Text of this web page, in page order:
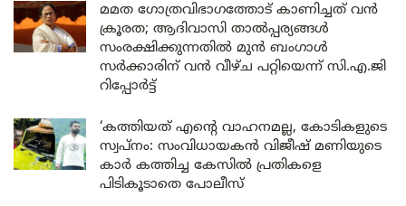
മമത ഗോത്രവിഭാഗത്തോട് കാണിച്ചത് വൻ
ക്രൂരത; ആദിവാസി താൽപ്പര്യങ്ങൾ
സംരക്ഷിക്കുന്നതിൽ മുൻ ബംഗാൾ
സർക്കാരിന് വൻ വീഴ്ച പറ്റിയെന്ന് സി.എ.ജി
റിപ്പോർട്ട്
‘കത്തിയത് എന്റെ വാഹനമല്ല, കോടികളുടെ
സ്വപ്നം: സംവിധായകൻ വിജീഷ് മണിയുടെ
കാർ കത്തിച്ച കേസിൽ പ്രതികളെ
പിടികൂടാതെ പോലീസ്